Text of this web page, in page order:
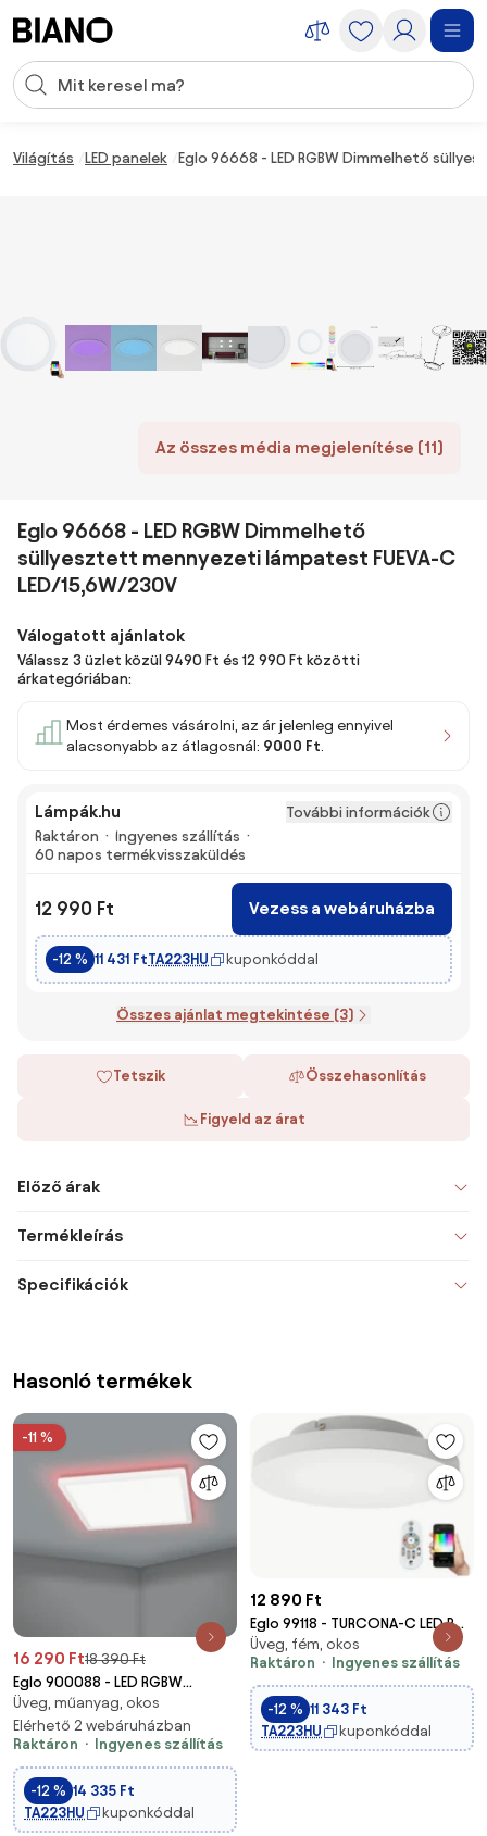
Keresési bevitel
Világítás LED panelek Eglo 96668 - LED RGBW Dimmelhető
Az összes média megjelenítése (11)
Eglo 96668 - LED RGBW Dimmelhető
süllyesztett mennyezeti lámpatest FUEVA-C
LED/15,6W/230V
Válogatott ajánlatok
Válassz 3 üzlet közül 9490 Ft és 12 990 Ft közötti
árkategóriában:
Most érdemes vásárolni, az ár jelenleg ennyivel
alacsonyabb az átlagosnál: 9000 Ft.
Lámpák.hu
További információk
Raktáron
Ingyenes szállítás
60 napos termékvisszaküldés
12 990 Ft Vezess a webáruházba
-12 % 11 431 FtTA223HU kuponkóddal
Összes ajánlat megtekintése (3)
Tetszik Összehasonlítás
Figyeld az árat
Előző árak
Termékleírás
Specifikációk
Hasonló termékek
-11 %
16 290 Ft18 390 Ft
Eglo 900088 - LED RGBW
Dimmelhető mennyezeti lámpa
ROVITO-Z LED/14,6W/230V
fehér
Üveg, műanyag, okos
Elérhető 2 webáruházban
Raktáron
Ingyenes szállítás
-12 % 14 335 Ft
TA223HU
kuponkóddal
12 890 Ft
Eglo 99118 - TURCONA-C LED RGB
dimmelhető mennyezeti lámpa
15W/230V + DO
Üveg, fém, okos
Raktáron
Ingyenes szállítás
-12 % 11 343 Ft
TA223HU
kuponkóddal